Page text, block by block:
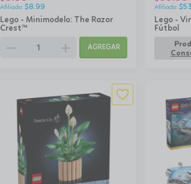
Lego - Minimodelo: The Razor
Crest™
$8.99
remove add AGREGAR
Lego -
Fútbol
$